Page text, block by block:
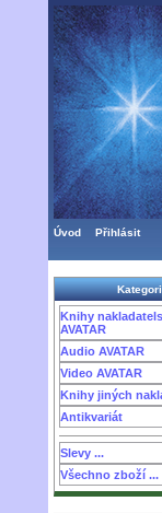
Úvod Přihlásit
Knihy
AVATAR
Audio AVATAR
Video AVATAR
Knihy jiných
Antikvariát
Slevy ...
Všechno zboží ...